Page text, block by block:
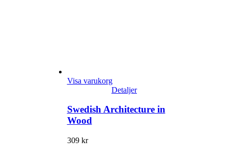
Visa varukorg
Detaljer
Swedish Architecture in
Wood
309 kr